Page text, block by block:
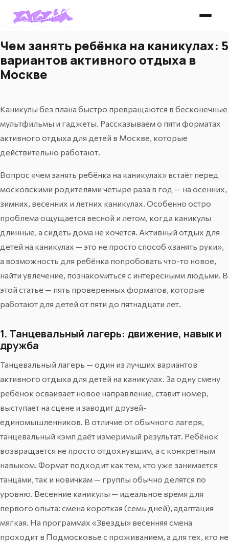
11 марта 2026 г. · 6 мин
Чем занять ребёнка на каникулах: 5
вариантов активного отдыха в
Москве
Каникулы без плана быстро превращаются в бесконечные
мультфильмы и гаджеты. Рассказываем о пяти форматах
активного отдыха для детей в Москве, которые
действительно работают.
Вопрос «чем занять ребёнка на каникулах» встаёт перед
московскими родителями четыре раза в год — на осенних,
зимних, весенних и летних каникулах. Особенно остро
проблема ощущается весной и летом, когда каникулы
длинные, а сидеть дома не хочется. Активный отдых для
детей на каникулах — это не просто способ «занять руки»,
а возможность для ребёнка попробовать что-то новое,
найти увлечение, познакомиться с интересными людьми. В
этой статье — пять проверенных форматов, которые
работают для детей от пяти до пятнадцати лет.
1. Танцевальный лагерь: движение, навык и
дружба
Танцевальный лагерь — один из лучших вариантов
активного отдыха для детей на каникулах. За одну смену
ребёнок осваивает новое направление, ставит номер,
выступает на сцене и заводит друзей-
единомышленников. В отличие от обычного лагеря,
танцевальный кэмп даёт измеримый результат. Ребёнок
возвращается не просто отдохнувшим, а с конкретным
навыком. Формат подходит как тем, кто уже занимается
танцами, так и новичкам — группы обычно делятся по
уровню. Весенние каникулы — идеальное время для
первого опыта: смена короткая (семь дней), адаптация
мягкая. На программах «Звезды» весенняя смена
проходит в Подмосковье с проживанием, а для тех, кто не